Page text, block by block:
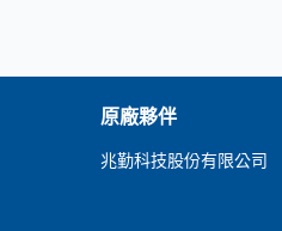
原廠夥伴
兆勤科技股份有限公司